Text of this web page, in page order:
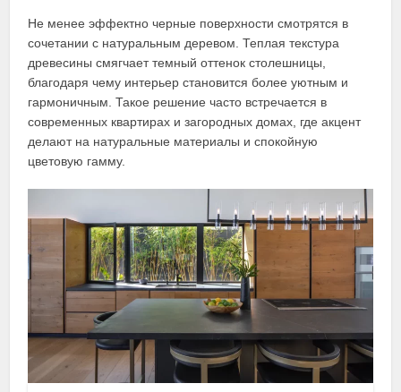
Не менее эффектно черные поверхности смотрятся в
сочетании с натуральным деревом. Теплая текстура
древесины смягчает темный оттенок столешницы,
благодаря чему интерьер становится более уютным и
гармоничным. Такое решение часто встречается в
современных квартирах и загородных домах, где акцент
делают на натуральные материалы и спокойную
цветовую гамму.